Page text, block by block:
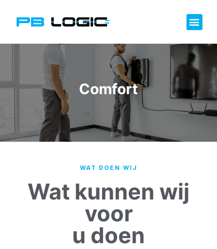
Comfort
WAT DOEN WIJ
Wat kunnen wij
voor
u doen